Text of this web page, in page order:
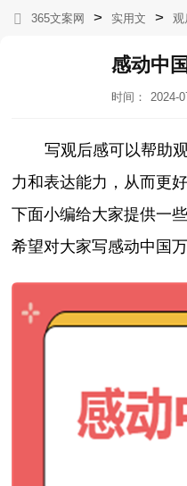
365文案网 > 实用文 > 观
感动中
时间：
2024-
写观后感可以帮助
力和表达能力，从而更
下面小编给大家提供一
希望对大家写感动中国